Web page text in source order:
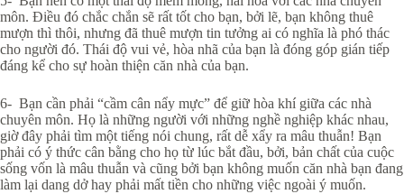
môn. Điều đó chắc chắn sẽ rất tốt cho bạn, bởi lẽ, bạn không thuê
mượn thì thôi, nhưng đã thuê mượn tin tưởng ai có nghĩa là phó thác
cho người đó. Thái độ vui vẻ, hòa nhã của bạn là đóng góp gián tiếp
đáng kể cho sự hoàn thiện căn nhà của bạn.
6- Bạn cần phải “cầm cân nẩy mực” để giữ hòa khí giữa các nhà
chuyên môn. Họ là những người với những nghề nghiệp khác nhau,
giờ đây phải tìm một tiếng nói chung, rất dễ xẩy ra mâu thuẫn! Bạn
phải có ý thức cân bằng cho họ từ lúc bắt đầu, bởi, bản chất của cuộc
sống vốn là mâu thuẫn và cũng bởi bạn không muốn căn nhà bạn đang
làm lại dang dở hay phải mất tiền cho những việc ngoài ý muốn.